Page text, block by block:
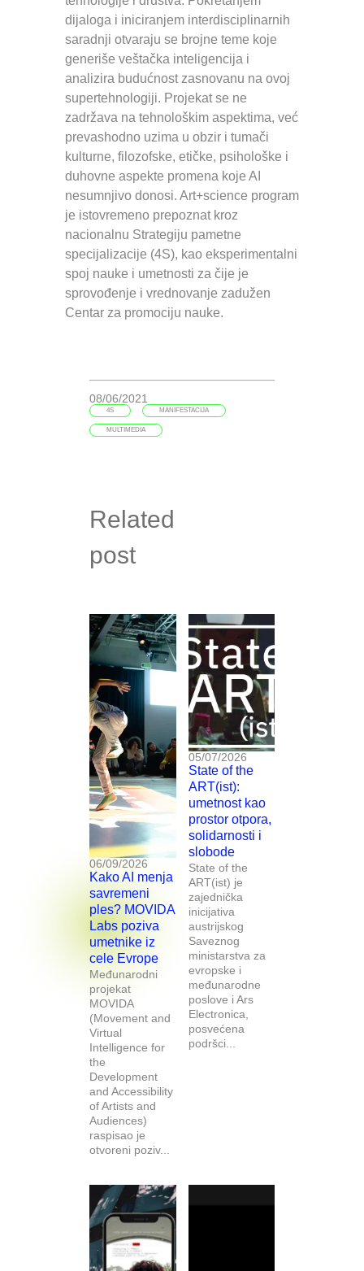
dijaloga i iniciranjem interdisciplinarnih
saradnji otvaraju se brojne teme koje
generiše veštačka inteligencija i
analizira budućnost zasnovanu na ovoj
supertehnologiji. Projekat se ne
zadržava na tehnološkim aspektima, već
prevashodno uzima u obzir i tumači
kulturne, filozofske, etičke, psihološke i
duhovne aspekte promena koje AI
nesumnjivo donosi. Art+science program
je istovremeno prepoznat kroz
nacionalnu Strategiju pametne
specijalizacije (4S), kao eksperimentalni
spoj nauke i umetnosti za čije je
sprovođenje i vrednovanje zadužen
Centar za promociju nauke.
08/06/2021
4S MANIFESTACIJA
MULTIMEDIA
Related
post
06/09/2026
Kako AI menja
savremeni
ples? MOVIDA
Labs poziva
umetnike iz
cele Evrope
Međunarodni
projekat
MOVIDA
(Movement and
Virtual
Intelligence for
the
Development
and Accessibility
of Artists and
Audiences)
raspisao je
otvoreni poziv...
05/07/2026
State of the
ART(ist):
umetnost kao
prostor otpora,
solidarnosti i
slobode
State of the
ART(ist) je
zajednička
inicijativa
austrijskog
Saveznog
ministarstva za
evropske i
međunarodne
poslove i Ars
Electronica,
posvećena
podršci...